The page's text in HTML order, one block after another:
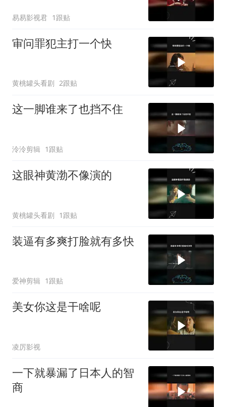
易易影视君 1跟贴
审问罪犯主打一个快
黄桃罐头看剧 2跟贴
这一脚谁来了也挡不住
泠泠剪辑 1跟贴
这眼神黄渤不像演的
黄桃罐头看剧 1跟贴
装逼有多爽打脸就有多快
爱神剪辑 1跟贴
美女你这是干啥呢
凌厉影视
一下就暴漏了日本人的智
商